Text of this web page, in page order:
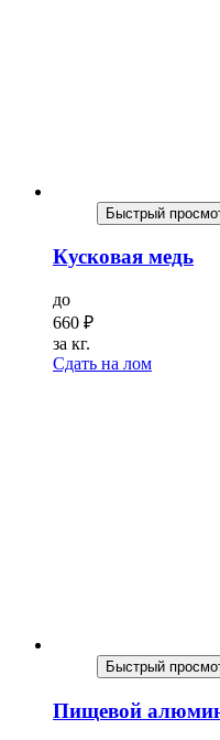
Быстрый
Кусковая медь
до
660 ₽
за кг.
Сдать на лом
Быстрый
Пищевой